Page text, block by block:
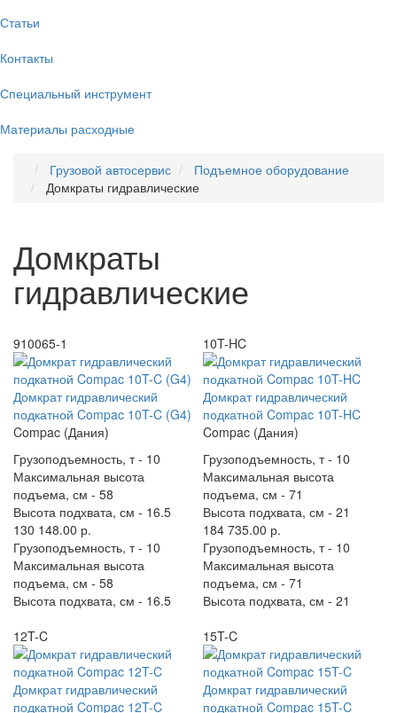
Статьи
Контакты
Специальный инструмент
Материалы расходные
Грузовой автосервис
Подъемное оборудование
Домкраты гидравлические
Домкраты
гидравлические
910065-1
Домкрат гидравлический
подкатной Compac 10T-C (G4)
Compac (Дания)
Грузоподъемность, т - 10
Максимальная высота
подъема, см - 58
Высота подхвата, см - 16.5
130 148.00 р.
Грузоподъемность, т - 10
Максимальная высота
подъема, см - 58
Высота подхвата, см - 16.5
10T-HC
Домкрат гидравлический
подкатной Compac 10T-HC
Compac (Дания)
Грузоподъемность, т - 10
Максимальная высота
подъема, см - 71
Высота подхвата, см - 21
184 735.00 р.
Грузоподъемность, т - 10
Максимальная высота
подъема, см - 71
Высота подхвата, см - 21
12T-C
Домкрат гидравлический
подкатной Compac 12T-C
15T-C
Домкрат гидравлический
подкатной Compac 15T-C